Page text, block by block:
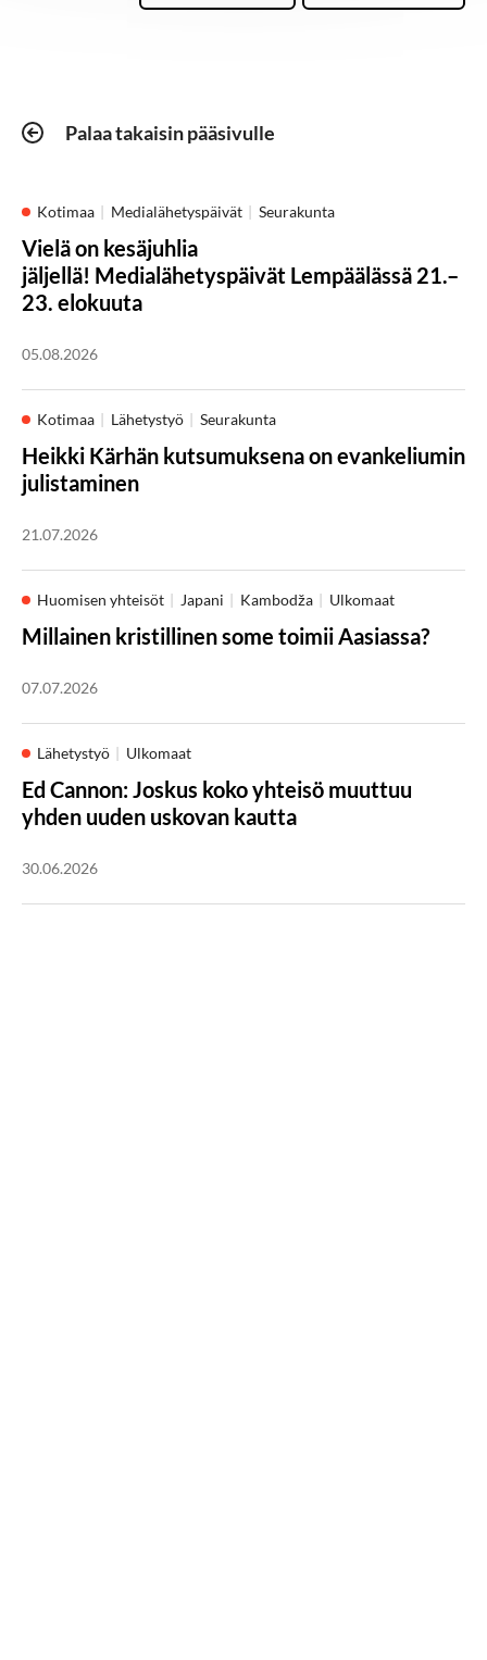
Palaa takaisin pääsivulle
Kotimaa Medialähetyspäivät Seurakunta
Vielä on kesäjuhlia
jäljellä! Medialähetyspäivät Lempäälässä 21.–
23. elokuuta
05.08.2026
Kotimaa Lähetystyö Seurakunta
Heikki Kärhän kutsumuksena on evankeliumin
julistaminen
21.07.2026
Huomisen yhteisöt Japani Kambodža Ulkomaat
Millainen kristillinen some toimii Aasiassa?
07.07.2026
Lähetystyö Ulkomaat
Ed Cannon: Joskus koko yhteisö muuttuu
yhden uuden uskovan kautta
30.06.2026